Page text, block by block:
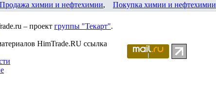
Продажа химии и нефтехимии, Покупка химии и нефтехимии
– проект группы "Текарт".
HimTrade.RU ссылка